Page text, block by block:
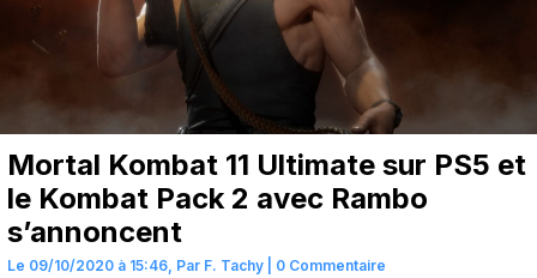
Mortal Kombat 11 Ultimate sur PS5 et
le Kombat Pack 2 avec Rambo
s’annoncent
Le 09/10/2020 à 15:46, Par F. Tachy 0 Commentaire